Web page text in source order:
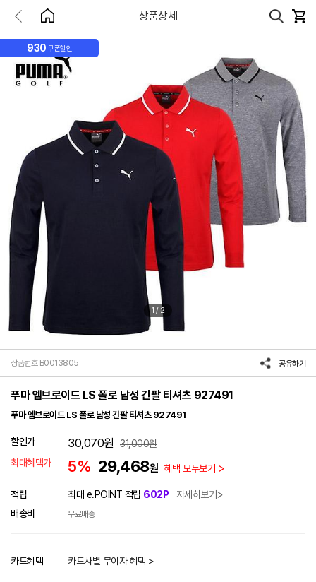
상품상세
930 쿠폰할인
1 / 2
상품번호 B0013805 공유하기
푸마 엠브로이드 LS 폴로 남성 긴팔 티셔츠 927491
푸마 엠브로이드 LS 폴로 남성 긴팔 티셔츠 927491
할인가 30,070원 31,000원
최대혜택가
5% 29,468원 혜택 모두보기
적립 최대 e.POINT 적립 602P
자세히보기
배송비
무료배송
카드혜택 카드사별 무이자 혜택 >